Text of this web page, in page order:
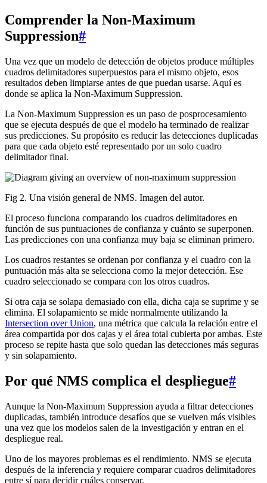
Comprender la Non-Maximum
Suppression#
Una vez que un modelo de detección de objetos produce múltiples
cuadros delimitadores superpuestos para el mismo objeto, esos
resultados deben limpiarse antes de que puedan usarse. Aquí es
donde se aplica la Non-Maximum Suppression.
La Non-Maximum Suppression es un paso de posprocesamiento
que se ejecuta después de que el modelo ha terminado de realizar
sus predicciones. Su propósito es reducir las detecciones duplicadas
para que cada objeto esté representado por un solo cuadro
delimitador final.
Fig 2. Una visión general de NMS. Imagen del autor.
El proceso funciona comparando los cuadros delimitadores en
función de sus puntuaciones de confianza y cuánto se superponen.
Las predicciones con una confianza muy baja se eliminan primero.
Los cuadros restantes se ordenan por confianza y el cuadro con la
puntuación más alta se selecciona como la mejor detección. Ese
cuadro seleccionado se compara con los otros cuadros.
Si otra caja se solapa demasiado con ella, dicha caja se suprime y se
elimina. El solapamiento se mide normalmente utilizando la
Intersection over Union, una métrica que calcula la relación entre el
área compartida por dos cajas y el área total cubierta por ambas. Este
proceso se repite hasta que solo quedan las detecciones más seguras
y sin solapamiento.
Por qué NMS complica el despliegue#
Aunque la Non-Maximum Suppression ayuda a filtrar detecciones
duplicadas, también introduce desafíos que se vuelven más visibles
una vez que los modelos salen de la investigación y entran en el
despliegue real.
Uno de los mayores problemas es el rendimiento. NMS se ejecuta
después de la inferencia y requiere comparar cuadros delimitadores
entre sí para decidir cuáles conservar.